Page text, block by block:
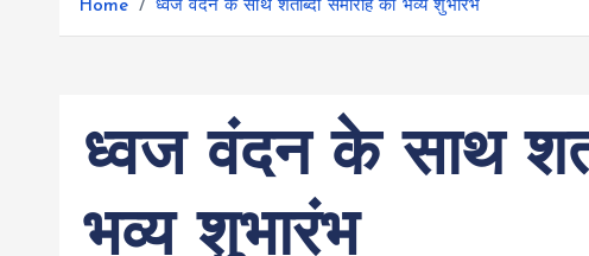
Home ध्वज वंदन के साथ शताब्दी समारोह का भव्य शुभारंभ
ध्वज वंदन के साथ
भव्य शुभारंभ